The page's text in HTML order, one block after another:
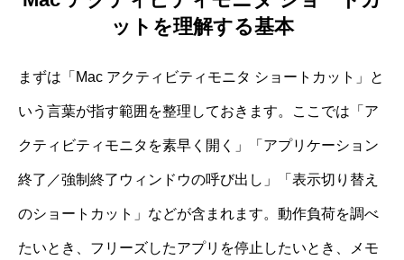
ットを理解する基本
まずは「Mac アクティビティモニタ ショートカット」と
いう言葉が指す範囲を整理しておきます。ここでは「ア
クティビティモニタを素早く開く」「アプリケーション
終了／強制終了ウィンドウの呼び出し」「表示切り替え
のショートカット」などが含まれます。動作負荷を調べ
たいとき、フリーズしたアプリを停止したいとき、メモ